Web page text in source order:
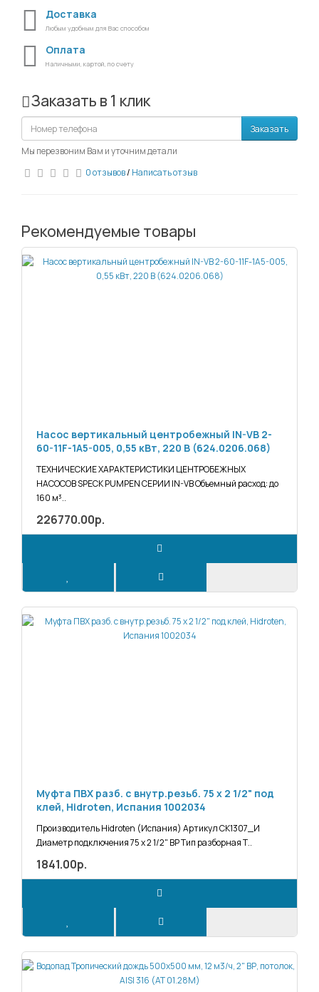
Доставка
Любым удобным для Вас способом
Оплата
Наличными, картой, по счету
Заказать в 1 клик
Заказать
Мы перезвоним Вам и уточним детали
0 отзывов/ Написать отзыв
Рекомендуемые товары
Насос вертикальный центробежный IN-VB 2-
60-11F-1A5-005, 0,55 кВт, 220 В (624.0206.068)
ТЕХНИЧЕСКИЕ ХАРАКТЕРИСТИКИ ЦЕНТРОБЕЖНЫХ
НАСОСОВ SPECK PUMPEN СЕРИИ IN-VB Объемный расход: до
160 м³..
226770.00р.
Муфта ПВХ разб. с внутр.резьб. 75 х 2 1/2" под
клей, Hidroten, Испания 1002034
Производитель Hidroten (Испания) Артикул СК1307_И
Диаметр подключения 75 х 2 1/2" ВР Тип разборная Т..
1841.00р.